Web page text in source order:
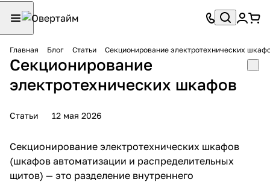
Главная Блог Статьи Секционирование электротехнических
Секционирование
электротехнических шкафов
Статьи 12 мая 2026
Секционирование электротехнических шкафов
(шкафов автоматизации и распределительных
щитов) — это разделение внутреннего